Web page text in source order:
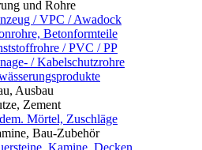
und Rohre
/ VPC / Awadock
Betonformteile
/ PVC / PP
/ Kabelschutzrohre
Ausbau
Zement
Mörtel, Zuschläge
Bau-Zubehör
Kamine, Decken